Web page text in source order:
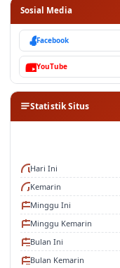
Facebook
YouTube
Statistik Situs
Kemarin
Minggu Ini
Minggu Kemarin
Bulan Ini
Bulan Kemarin
Tahun Ini